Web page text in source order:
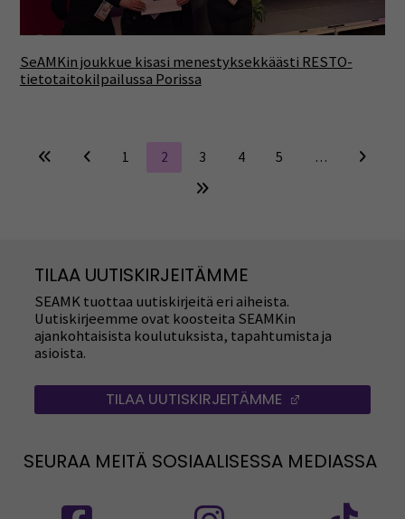
SeAMKin joukkue kisasi menestyksekkäästi RESTO-
tietotaitokilpailussa Porissa
1 2 3 4 5 …
TILAA UUTISKIRJEITÄMME
SEAMK tuottaa uutiskirjeitä eri aiheista.
Uutiskirjeemme ovat koosteita SEAMKin
ajankohtaisista koulutuksista, tapahtumista ja
asioista.
TILAA UUTISKIRJEITÄMME
SEURAA MEITÄ SOSIAALISESSA MEDIASSA